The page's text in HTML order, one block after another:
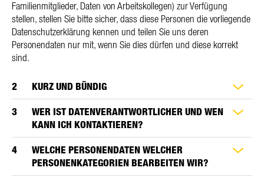
Familienmitglieder, Daten von Arbeitskollegen) zur Verfügung
stellen, stellen Sie bitte sicher, dass diese Personen die vorliegende
Datenschutzerklärung kennen und teilen Sie uns deren
Personendaten nur mit, wenn Sie dies dürfen und diese korrekt
sind.
KURZ UND BÜNDIG
WER IST DATENVERANTWORTLICHER UND WEN
KANN ICH KONTAKTIEREN?
WELCHE PERSONENDATEN WELCHER
PERSONENKATEGORIEN BEARBEITEN WIR?